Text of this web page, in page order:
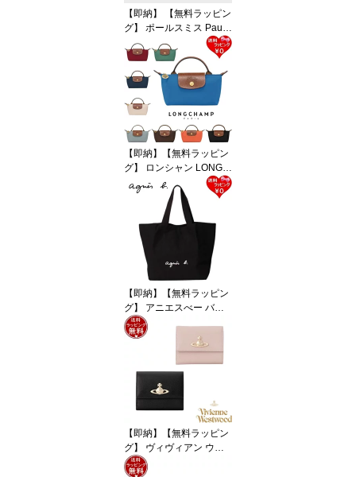
【即納】 【無料ラッピン
グ】 ポールスミス Paul
Smith ボディバッグ PS P
aul Smith ビジネス ナイ
ロン 軽量 ブランド 正規
品 新品 ギフト プレゼン
ト 人気 おすすめ 誕生日
記念日 クリスマス 送料
無料
【即納】【無料ラッピン
グ】 ロンシャン LONGC
HAMP ポーチ ル プリア
ージュ オリジナル ハン
ドル付きポーチ 軽量 サ
ステナブル ブランド 正
規品 新品 ギフト プレゼ
ント 人気 おすすめ 誕生
日 記念日 クリスマス 送
料無料
【即納】【無料ラッピン
グ】 アニエスべー バッ
グ トートバッグ ロゴ ブ
ラック agnes b メンズ
レディース ブランド 正
規品 新品 ギフト プレゼ
日 記念日 クリスマス 送
料無料
【即納】【無料ラッピン
グ】 ヴィヴィアン ウエ
ストウッド Vivienne We